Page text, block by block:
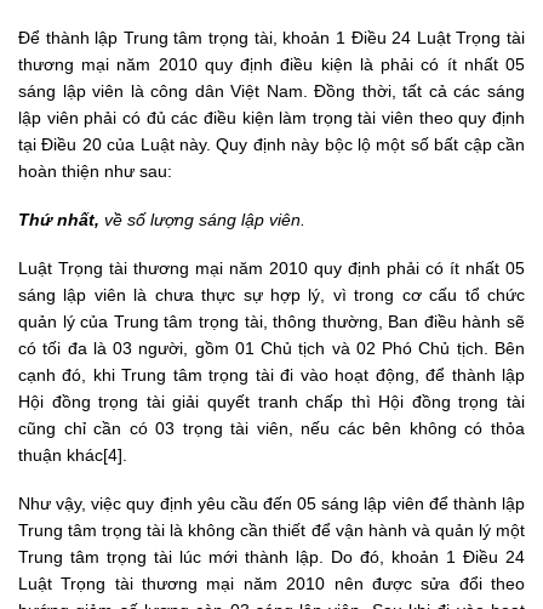
Để thành lập Trung tâm trọng tài, khoản 1 Điều 24 Luật Trọng tài
thương mại năm 2010 quy định điều kiện là phải có ít nhất 05
sáng lập viên là công dân Việt Nam. Đồng thời, tất cả các sáng
lập viên phải có đủ các điều kiện làm trọng tài viên theo quy định
tại Điều 20 của Luật này. Quy định này bộc lộ một số bất cập cần
hoàn thiện như sau:
Thứ nhất, về số lượng sáng lập viên.
Luật Trọng tài thương mại năm 2010 quy định phải có ít nhất 05
sáng lập viên là chưa thực sự hợp lý, vì trong cơ cấu tổ chức
quản lý của Trung tâm trọng tài, thông thường, Ban điều hành sẽ
có tối đa là 03 người, gồm 01 Chủ tịch và 02 Phó Chủ tịch. Bên
cạnh đó, khi Trung tâm trọng tài đi vào hoạt động, để thành lập
Hội đồng trọng tài giải quyết tranh chấp thì Hội đồng trọng tài
cũng chỉ cần có 03 trọng tài viên, nếu các bên không có thỏa
thuận khác[4].
Như vậy, việc quy định yêu cầu đến 05 sáng lập viên để thành lập
Trung tâm trọng tài là không cần thiết để vận hành và quản lý một
Trung tâm trọng tài lúc mới thành lập. Do đó, khoản 1 Điều 24
Luật Trọng tài thương mại năm 2010 nên được sửa đổi theo